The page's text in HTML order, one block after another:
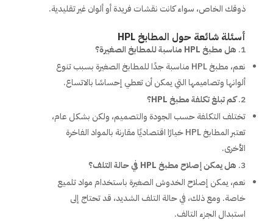
ذوقك الخاص، سواء كانت نقشات فريدة أو ألوان غير تقليدية.
أسئلة شائعة حول المطابخ HPL
هل مطبخ HPL مناسبة للمطابخ الصغيرة؟
نعم، مطبخ HPL مناسبة جدًا للمطابخ الصغيرة بسبب تنوع
ألوانها وتصاميمها التي يمكن أن تعطي إحساسًا بالاتساع.
كم تبلغ تكلفة مطبخ HPL؟
تختلف التكلفة حسب الجودة والتصميم، ولكن بشكل عام،
تعتبر المطابخ HPL خيارًا اقتصاديًا مقارنة بالمواد الفاخرة
الأخرى.
هل يمكن إصلاح مطبخ HPL في حالة التلف؟
نعم، يمكن إصلاح الخدوش الصغيرة باستخدام مواد تلميع
خاصة. ومع ذلك، في حالة التلف الشديد، قد تحتاج إلى
استبدال الجزء التالف.